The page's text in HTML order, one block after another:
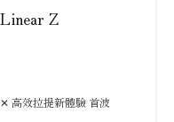
Z
高效拉提新體驗 首波